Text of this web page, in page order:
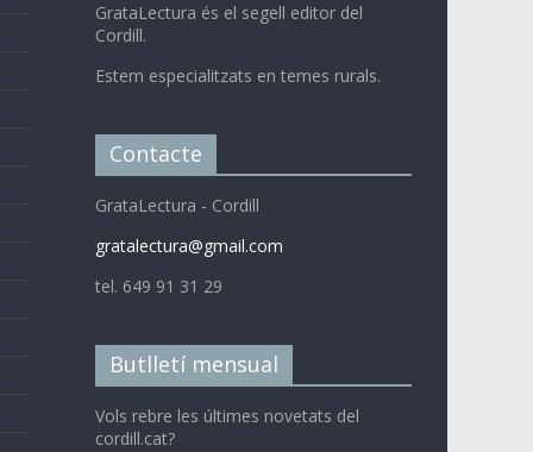
GrataLectura és el segell editor del
Cordill.
Estem especialitzats en temes rurals.
Contacte
GrataLectura - Cordill
gratalectura@gmail.com
tel. 649 91 31 29
Butlletí mensual
Vols rebre les últimes novetats del
cordill.cat?